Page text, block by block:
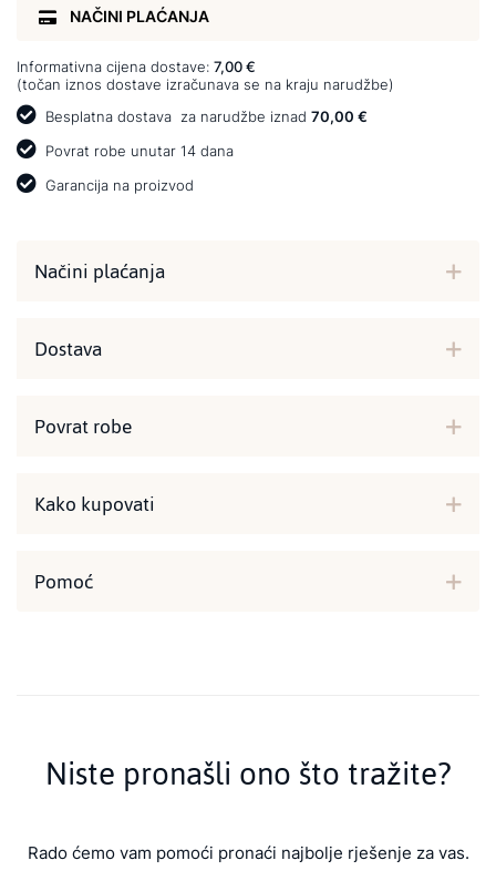
NAČINI PLAĆANJA
Informativna cijena dostave: 7,00 €
(točan iznos dostave izračunava se na kraju narudžbe)
Besplatna dostava za narudžbe iznad 70,00 €
Povrat robe unutar 14 dana
Garancija na proizvod
Načini plaćanja
Dostava
Povrat robe
Kako kupovati
Pomoć
Niste pronašli ono što tražite?
Rado ćemo vam pomoći pronaći najbolje rješenje za vas.